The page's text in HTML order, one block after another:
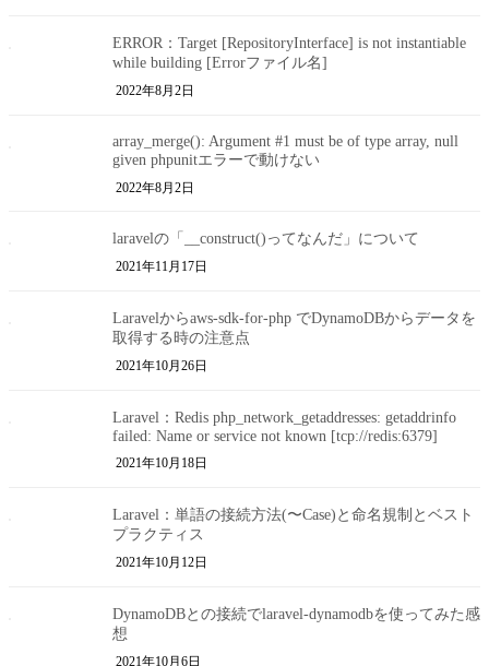
ERROR：Target [RepositoryInterface] is not instantiable
while building [Errorファイル名]
2022年8月2日
array_merge(): Argument #1 must be of type array, null
given phpunitエラーで動けない
2022年8月2日
laravelの「__construct()ってなんだ」について
2021年11月17日
Laravelからaws-sdk-for-php でDynamoDBからデータを
取得する時の注意点
2021年10月26日
Laravel：Redis php_network_getaddresses: getaddrinfo
failed: Name or service not known [tcp://redis:6379]
2021年10月18日
Laravel：単語の接続方法(〜Case)と命名規制とベスト
プラクティス
2021年10月12日
DynamoDBとの接続でlaravel-dynamodbを使ってみた感
想
2021年10月6日